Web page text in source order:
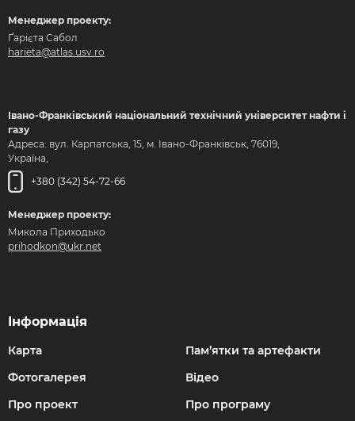
Менеджер проекту:
Ґарієта Сабол
harieta@atlas.usv.ro
Івано-Франківський національний технічний університет нафти і
газу
Адреса: вул. Карпатська, 15, м. Івано-Франківськ, 76019,
Україна,
+380 (342) 54-72-66
Менеджер проекту:
Микола Приходько
prihodkon@ukr.net
Інформація
Карта
Пам’ятки та артефакти
Фотогалерея
Відео
Про проект
Про програму